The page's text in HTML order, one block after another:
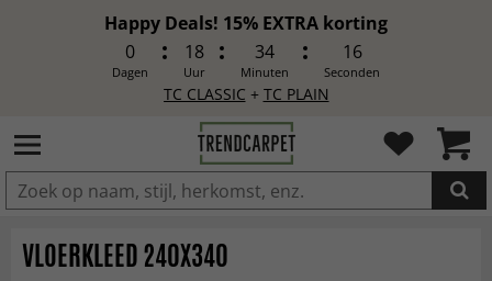
Happy Deals! 15% EXTRA korting
0
Dagen
18
Uur
34
Minuten
13
Seconden
TC CLASSIC + TC PLAIN
IN DE WINKELWAGEN GELEGD
VLOERKLEED 240X340